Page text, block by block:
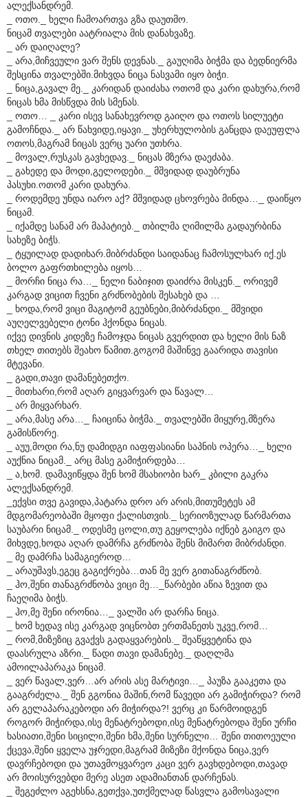
ალექსანდრემ.
_ ოთო._ ხელი ჩამოართვა გზა დაუთმო.
ნიცამ თვალები აატრიალა მის დანახვაზე.
_ არ დაიღალე?
_ არა,მიჩვეული ვარ შენს დევნას._ გაუღიმა ბიჭმა და ბედნიერმა
შესცინა თვალებში.მიხვდა ნიცა ნასვამი იყო ბიჭი.
_ ნიცა,გავალ მე._ კარიდან დაიძახა ოთომ და კარი დახურა,რომ
ნიცას ხმა მისწვდა მის სმენას.
_ ოთო… _ კარი ისევ სანახევროდ გაიღო და ოთოს სილუეტი
გამოჩნდა._ არ წახვიდე,იყავი._ უხერხულობის განცდა დაეუფლა
ოთოს,მაგრამ ნიცას ვერც უარი უთხრა.
_ მოვალ,რუსკას გავხედავ._ ნიცას მზერა დაეძაბა.
_ გახედე და მოდი,გელოდები._ მშვიდად დაუბრუნა
პასუხი.ოთომ კარი დახურა.
_ როდემდე უნდა იარო აქ? მშვიდად ცხოვრება მინდა…_ დაიწყო
ნიცამ.
_ იქამდე სანამ არ მაპატიებ._ თბილმა ღიმილმა გადაურბინა
სახეზე ბიჭს.
_ ტყუილად დადიხარ.მიბრძანდი საიდანაც ჩამოსულხარ იქ.ეს
ბოლო გაფრთხილება იყოს…
_ მორჩი ნიცა რა…_ ნელი ნაბიჯით დაიძრა მისკენ._ ორივემ
კარგად ვიცით ჩვენი გრძნობების შესახებ და …
_ ხოდა,რომ ვიცი მაგიტომ გეუბნები,მიბრძანდი._ მშვიდი
აუღელვებელი ტონი ჰქონდა ნიცას.
იქვე დივნის კიდეზე ჩამოჯდა ნიცას გვერდით და ხელი მის ნაზ
თხელ თითებს შეახო წამით.გოგომ მაშინვე გაარიდა თავისი
მტევანი.
_ გადი,თავი დამანებეთქო.
_ მითხარი,რომ აღარ გიყვარვარ და წავალ…
_ არ მიყვარხარ.
_ არა,მასე არა…_ ჩაიცინა ბიჭმა._ თვალებში მიყურე,მზერა
გამისწორე.
_ აუუ,მოდი რა,ნუ დამიდგი იაფფასიანი საპნის ოპერა…_ ხელი
აუქნია ნიცამ._ არც მასე გამიჭირდება…
_ ა,ხომ. დამავიწყდა შენ ხომ მსახიობი ხარ_ კბილი გაკრა
ალექსანდრემ.
_ექვსი თვე გავიდა,პატარა დრო არ არის,მითუმეტეს ამ
მდგომარეობაში მყოფი ქალისთვის._ სერიოზულად წარმართა
საუბარი ნიცამ._ ოდესმე ცოლი,თუ გეყოლება იქნებ გაიგო და
მიხვდე,ხოდა აღარ დამრჩა გრძნობა შენს მიმართ მიბრძანდი.
_ მე დამრჩა სამაგიეროდ…
_ არაუშავს,ეგეც გაგიქრება…თან მე ვერ გითანაგრძნობ.
_ ჰო,შენი თანაგრძნობა ვიცი მე…_წარბები აწია ზევით და
ჩაეღიმა ბიჭს.
_ ჰო,მე შენი ირონია…_ ვალში არ დარჩა ნიცა.
_ ხომ ხედავ ისე კარგად ვიცნობთ ერთმანეთს უკვე,რომ…
_ რომ,მიზეზიც გვაქვს გადაყვარების._ შეაწყვეტინა და
დაასრულა აზრი._ წადი თავი დამანებე._ დაღლმა
ამოილაპარაკა ნიცამ.
_ ვერ წავალ,ვერ…არ არის ასე მარტივი…_ პაუზა გააკეთა და
გააგრძელა._ შენ გგონია მაშინ,რომ წავედი არ გამიჭირდა? რომ
არ გელაპარაკებოდი არ მიჭირდა?! ვერც კი წარმოიდგენ
როგორ მიჭირდა,ისე მენატრებოდი,ისე მენატრებოდა შენი ურჩი
ხასიათი,შენი სიცილი,შენი ხმა,შენი სურნელი… შენი თითოეული
ქცევა,შენი ყველა უჯრედი,მაგრამ მიზეზი მქონდა ნიცა,ვერ
დავრჩებოდი და უთავმოყვარეო კაცი ვერ გავხდებოდი,თავად
არ მოისურვებდი მერე ასეთ ადამიანთან დარჩენას.
_ შეგეძლო აგეხსნა,გეთქვა,უთქმელად წასვლა გამოსავალი